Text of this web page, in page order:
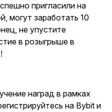
пригласили на
могут заработать 10
не упустите
в розыгрыше в
наград в рамках
на Bybit и